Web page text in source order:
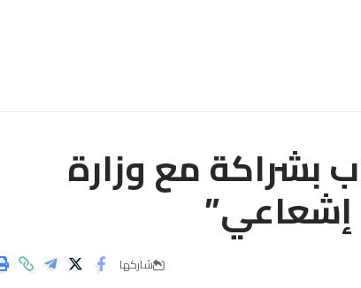
بشراكة مع وزارة
إشعاعي”
شاركها